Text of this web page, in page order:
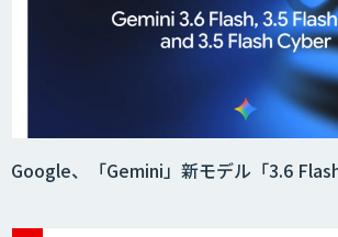
ID ZERO（アイディー
Google、「Gemini」新モデル「3.6